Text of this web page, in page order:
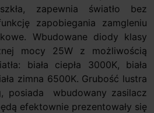
zapewnia światło bez
zapobiegania zamgleniu
Wbudowane diody klasy
mocy 25W z możliwością
biała ciepła 3000K, biała
zimna 6500K. Grubość lustra
posiada wbudowany zasilacz
efektownie prezentowały się